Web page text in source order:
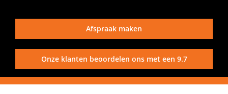
Stoelen
Afspraak maken
Onze klanten beoordelen ons met een 9.7